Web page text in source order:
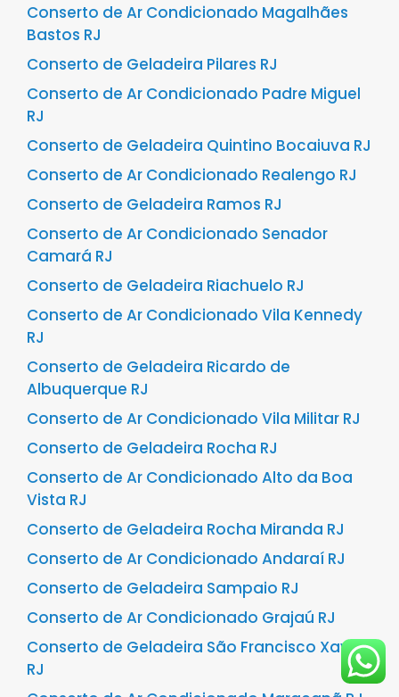
Conserto de Ar Condicionado Magalhães
Bastos RJ
Conserto de Geladeira Pilares RJ
Conserto de Ar Condicionado Padre Miguel
RJ
Conserto de Geladeira Quintino Bocaiuva RJ
Conserto de Ar Condicionado Realengo RJ
Conserto de Geladeira Ramos RJ
Conserto de Ar Condicionado Senador
Camará RJ
Conserto de Geladeira Riachuelo RJ
Conserto de Ar Condicionado Vila Kennedy
RJ
Conserto de Geladeira Ricardo de
Albuquerque RJ
Conserto de Ar Condicionado Vila Militar RJ
Conserto de Geladeira Rocha RJ
Conserto de Ar Condicionado Alto da Boa
Vista RJ
Conserto de Geladeira Rocha Miranda RJ
Conserto de Ar Condicionado Andaraí RJ
Conserto de Geladeira Sampaio RJ
Conserto de Ar Condicionado Grajaú RJ
Conserto de Geladeira São Francisco Xavier
RJ